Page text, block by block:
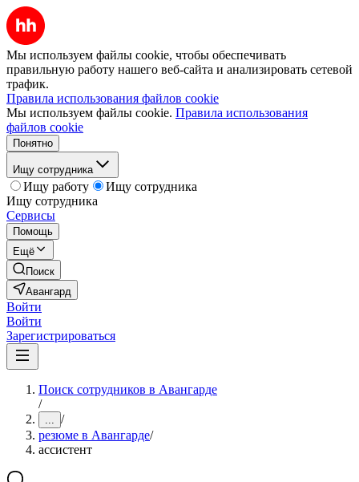
Мы используем файлы cookie, чтобы обеспечивать
правильную работу нашего веб-сайта и анализировать сетевой
трафик.
Правила использования файлов cookie
Мы используем файлы cookie. Правила использования
файлов cookie
Понятно
Ищу сотрудника
Ищу работу
Ищу сотрудника
Ищу сотрудника
Сервисы
Помощь
Ещё
Поиск
Авангард
Войти
Войти
Зарегистрироваться
Поиск сотрудников в Авангарде
/
... /
резюме в Авангарде/
ассистент